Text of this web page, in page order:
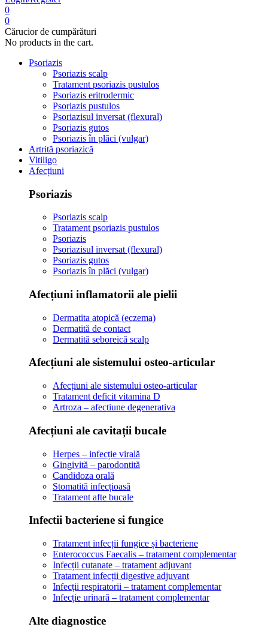
0
0
Cărucior de cumpărături
No products in the cart.
Psoriazis
Psoriazis scalp
Tratament psoriazis pustulos
Psoriazis eritrodermic
Psoriazis pustulos
Psoriazisul inversat (flexural)
Psoriazis gutos
Psoriazis în plăci (vulgar)
Artrită psoriazică
Vitiligo
Afecțiuni
Psoriazis
Psoriazis scalp
Tratament psoriazis pustulos
Psoriazis
Psoriazisul inversat (flexural)
Psoriazis gutos
Psoriazis în plăci (vulgar)
Afecțiuni inflamatorii ale pielii
Dermatita atopică (eczema)
Dermatită de contact
Dermatită seboreică scalp
Afecțiuni ale sistemului osteo-articular
Afecțiuni ale sistemului osteo-articular
Tratament deficit vitamina D
Artroza – afectiune degenerativa
Afecțiuni ale cavitații bucale
Herpes – infecție virală
Gingivită – parodontită
Candidoza orală
Stomatită infecțioasă
Tratament afte bucale
Infectii bacteriene si fungice
Tratament infecții fungice și bacteriene
Enterococcus Faecalis – tratament complementar
Infecții cutanate – tratament adjuvant
Tratament infecții digestive adjuvant
Infecții respiratorii – tratament complementar
Infecție urinară – tratament complementar
Alte diagnostice